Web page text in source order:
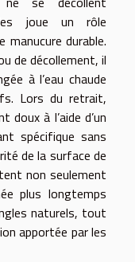
joue un rôle
manucure durable.
de décollement, il
à l’eau chaude
Lors du retrait,
doux à l’aide d’un
spécifique sans
de la surface de
non seulement
plus longtemps
naturels, tout
apportée par les